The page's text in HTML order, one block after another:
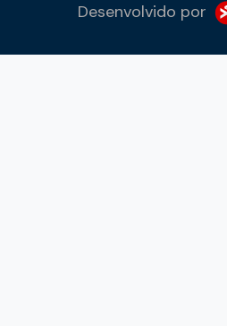
Desenvolvido por